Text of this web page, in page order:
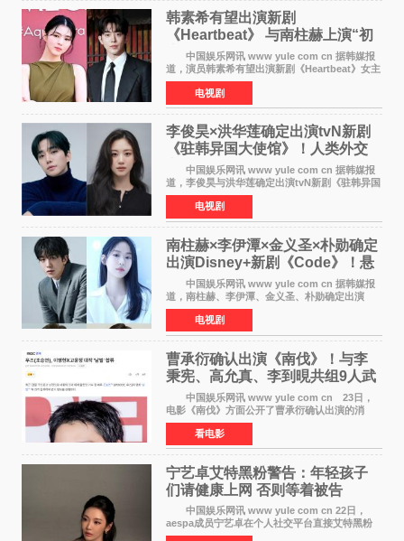
韩素希有望出演新剧
《Heartbeat》 与南柱赫上演“初
恋归来”奇幻罗曼史
中国娱乐网讯 www yule com cn 据韩媒报
道，演员韩素希有望出演新剧《Heartbeat》女主
角，与南柱赫合作，引发高度关注。 韩素希
在剧中饰演能够看到过去的女人洪莎朗一角，因
初恋的意外
电视剧
李俊昊×洪华莲确定出演tvN新剧
《驻韩异国大使馆》！人类外交
官与“龙”大使的奇幻
中国娱乐网讯 www yule com cn 据韩媒报
道，李俊昊与洪华莲确定出演tvN新剧《驻韩异国
大使馆》，分别担任男女主角，引发期待。
该剧讲述了一位因管理驻韩异国大使馆（负责管
理居住在大韩
电视剧
南柱赫×李伊潭×金义圣×朴勋确定
出演Disney+新剧《Code》！悬
疑犯罪惊悚明年上线
中国娱乐网讯 www yule com cn 据韩媒报
道，南柱赫、李伊潭、金义圣、朴勋确定出演
Disney+新剧《Code》，该剧预计将于明年播
出，引发高度关注。 本剧改编自同名人气台
剧，讲述了一位往来
电视剧
曹承衍确认出演《南伐》！与李
秉宪、高允真、李到晛共组9人武
士团
中国娱乐网讯 www yule com cn 23日，
电影《南伐》方面公开了曹承衍确认出演的消
息。通过歌手活动展现出独特色彩的曹承衍将在
片中饰演拥有出色弓箭技术的弓箭手，他将在这
一历史动作大片中展
看电影
宁艺卓艾特黑粉警告：年轻孩子
们​请健康上网 否则等着被告
中国娱乐网讯 www yule com cn 22日，
aespa成员宁艺卓在个人社交平台直接艾特黑粉
账号，正面喊话回应长期以来的恶意攻击，引发